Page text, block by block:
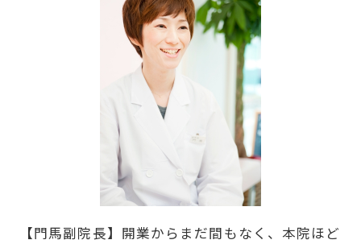
【門馬副院長】開業からまだ間もなく、本院ほど